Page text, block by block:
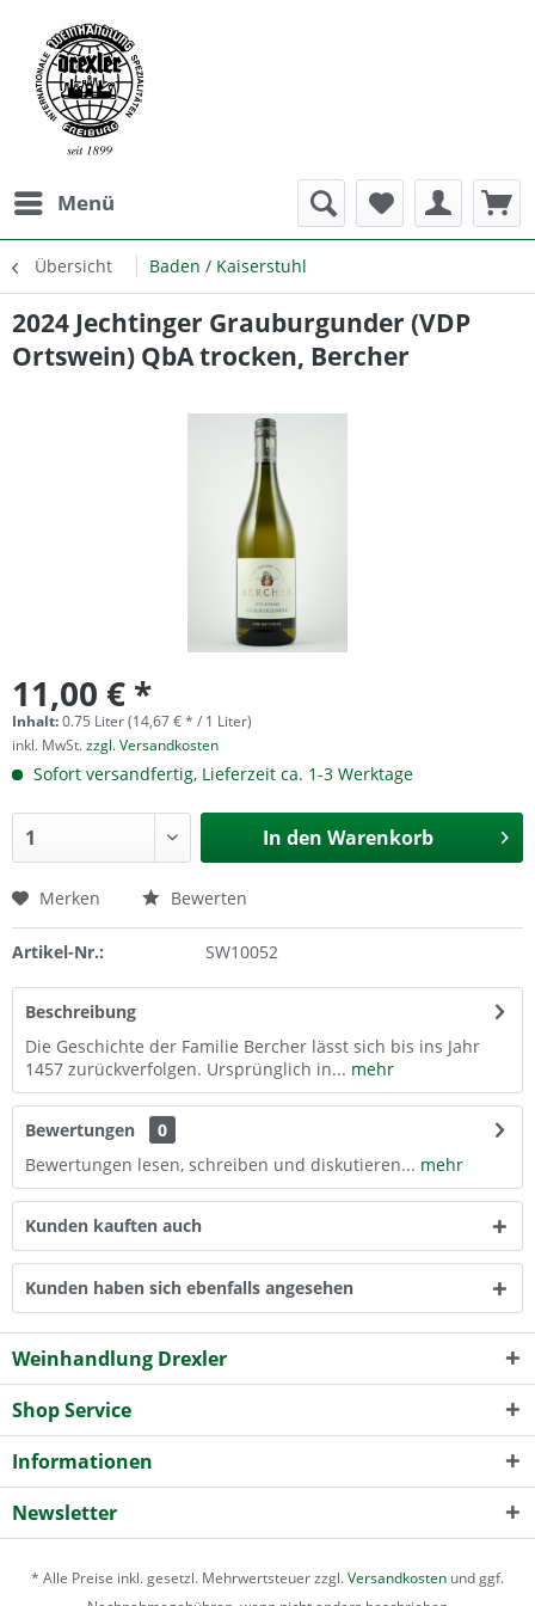
Menü
Übersicht Baden / Kaiserstuhl
2024 Jechtinger Grauburgunder (VDP
Ortswein) QbA trocken, Bercher
11,00 € *
Inhalt:0.75 Liter (14,67 € * / 1 Liter)
inkl. MwSt.zzgl. Versandkosten
Sofort versandfertig, Lieferzeit ca. 1-3 Werktage
In den Warenkorb
Merken Bewerten
Artikel-Nr.: SW10052
Beschreibung
Die Geschichte der Familie Bercher lässt sich bis ins Jahr
1457 zurückverfolgen. Ursprünglich in... mehr
Bewertungen
0
Bewertungen lesen, schreiben und diskutieren... mehr
Kunden kauften auch
Kunden haben sich ebenfalls angesehen
Weinhandlung Drexler
Shop Service
Informationen
Newsletter
* Alle Preise inkl. gesetzl. Mehrwertsteuer zzgl.Versandkosten und ggf.